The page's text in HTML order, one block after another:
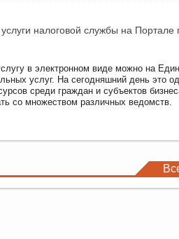
налоговой службы на Портале
в электронном виде можно на
услуг. На сегодняшний день это
среди граждан и субъектов
со множеством различных ведомств.